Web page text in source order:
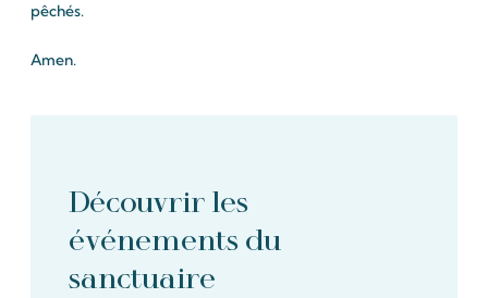
pêchés.
Amen.
Découvrir les
événements du
sanctuaire